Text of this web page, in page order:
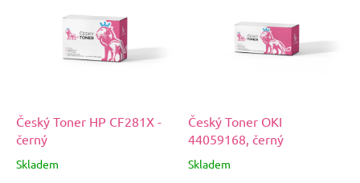
Český Toner HP CF281X -
černý
Skladem
Český Toner OKI
44059168, černý
Skladem